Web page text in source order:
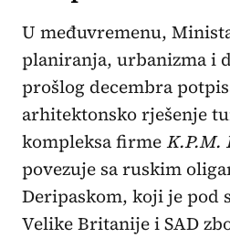
U međuvremenu,
planiranja, urbanizma i
prošlog decembra
arhitektonsko rješenje
kompleksa firmeK.P.M.
povezuje sa ruskim
Deripaskom, koji je pod
Velike Britanije i SAD